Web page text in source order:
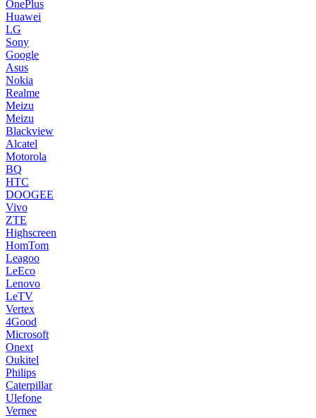
OnePlus
Huawei
LG
Sony
Google
Asus
Nokia
Realme
Meizu
Meizu
Blackview
Alcatel
Motorola
BQ
HTC
DOOGEE
Vivo
ZTE
Highscreen
HomTom
Leagoo
LeEco
Lenovo
LeTV
Vertex
4Good
Microsoft
Onext
Oukitel
Philips
Caterpillar
Ulefone
Vernee